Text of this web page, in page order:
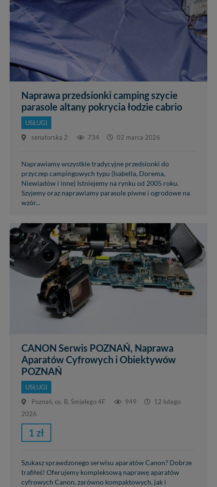
Naprawa przedsionki camping szycie
parasole altany pokrycia łodzie cabrio
USŁUGI
senatorska 2
734 02 marca 2026
Naprawiamy wszystkie tradycyjne przedsionki do
przyczep campingowych typu (Isabella, Dorema,
Niewiadów i inne) Istniejemy na rynku od 2005 roku.
Szyjemy oraz naprawiamy parasole piwne i ogrodowe na
wzór...
CANON Serwis POZNAŃ, Naprawa
Aparatów Cyfrowych i Obiektywów
POZNAŃ
USŁUGI
Poznań, os. B. Śmiałego 4F
949
12 lutego
2026
1 zł
Szukasz sprawdzonego serwisu aparatów Canon? Dobrze
trafiłeś! Oferujemy kompleksową naprawę aparatów
cyfrowych Canon, zarówno kompaktowych, jak i